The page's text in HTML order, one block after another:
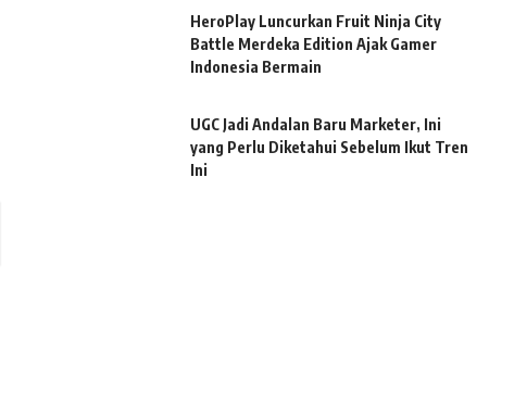
HeroPlay Luncurkan Fruit Ninja City
Battle Merdeka Edition Ajak Gamer
Indonesia Bermain
UGC Jadi Andalan Baru Marketer, Ini
yang Perlu Diketahui Sebelum Ikut Tren
Ini